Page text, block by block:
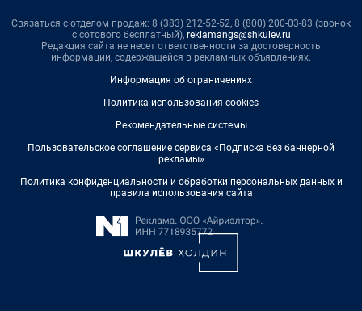
Связаться с отделом продаж: 8 (383) 212-52-52, 8 (800) 200-03-83 (звонок
с сотового бесплатный), reklamangs@shkulev.ru
Редакция сайта не несет ответственности за достоверность
информации, содержащейся в рекламных объявлениях.
Информация об ограничениях
Политика использования cookies
Рекомендательные системы
Пользовательское соглашение сервиса «Подписка без баннерной
рекламы»
Политика конфиденциальности и обработки персональных данных и
правила использования сайта